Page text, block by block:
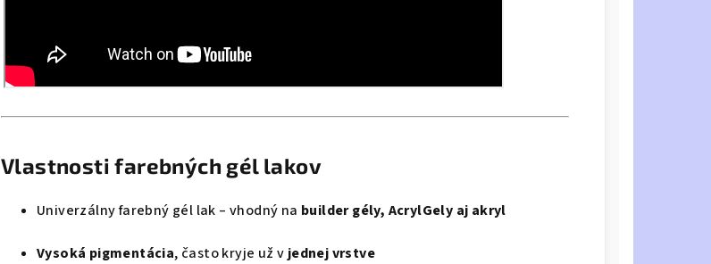
Vlastnosti farebných gél lakov
Univerzálny farebný gél lak – vhodný na builder gély, AcrylGely aj akryl
Vysoká pigmentácia, často kryje už v jednej vrstve